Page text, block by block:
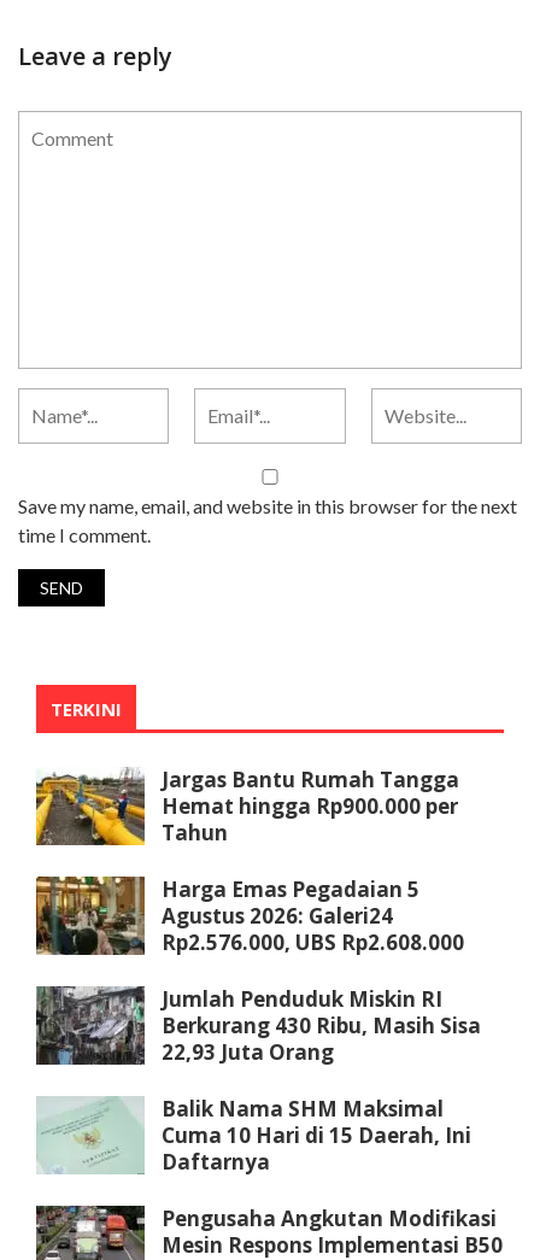
Leave a reply
Save my name, email, and website in this browser for the next
time I comment.
TERKINI
Jargas Bantu Rumah Tangga
Hemat hingga Rp900.000 per
Tahun
Harga Emas Pegadaian 5
Agustus 2026: Galeri24
Rp2.576.000, UBS Rp2.608.000
Jumlah Penduduk Miskin RI
Berkurang 430 Ribu, Masih Sisa
22,93 Juta Orang
Balik Nama SHM Maksimal
Cuma 10 Hari di 15 Daerah, Ini
Daftarnya
Pengusaha Angkutan Modifikasi
Mesin Respons Implementasi B50